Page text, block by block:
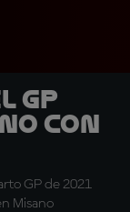
GP
con
GP de 2021
Misano